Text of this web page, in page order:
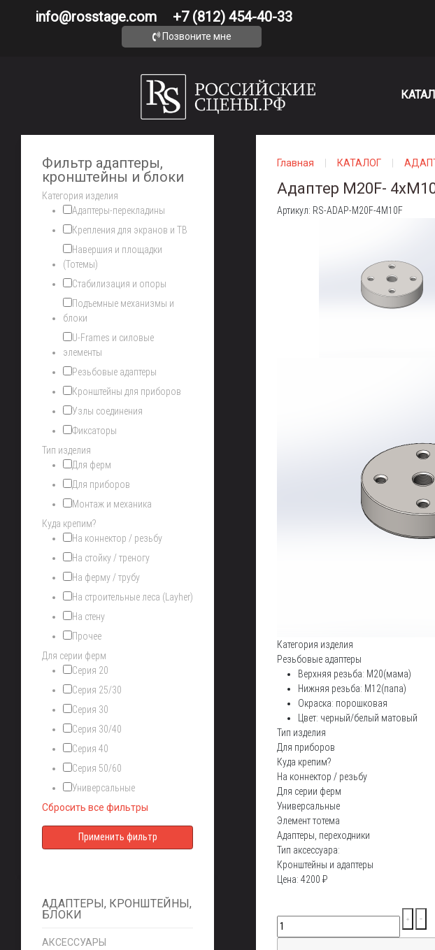
info@rosstage.com +7 (812) 454-40-33
Позвоните мне
Фильтр адаптеры,
кронштейны и блоки
Категория изделия
Адаптеры-перекладины
Крепления для экранов и ТВ
Навершия и площадки
(Тотемы)
Стабилизация и опоры
Подъемные механизмы и
блоки
U-Frames и силовые
элементы
Резьбовые адаптеры
Кронштейны для приборов
Узлы соединения
Фиксаторы
Тип изделия
Для ферм
Для приборов
Монтаж и механика
Куда крепим?
На коннектор / резьбу
На стойку / треногу
На ферму / трубу
На строительные леса (Layher)
На стену
Прочее
Для серии ферм
Серия 20
Серия 25/30
Серия 30
Серия 30/40
Серия 40
Серия 50/60
Универсальные
Сбросить все фильтры
АДАПТЕРЫ, КРОНШТЕЙНЫ,
БЛОКИ
АКСЕССУАРЫ
Главная КАТАЛОГ
Адаптер M20F-
Артикул: RS-ADAP-M20F-4M10F
Категория изделия
Резьбовые адаптеры
Верхняя резьба: М20(мама)
Нижняя резьба: М12(папа)
Окраска: порошковая
Цвет: черный/белый матовый
Тип изделия
Для приборов
Куда крепим?
На коннектор / резьбу
Для серии ферм
Универсальные
Элемент тотема
Адаптеры, переходники
Тип аксессуара:
Кронштейны и адаптеры
Цена: 4200 ₽